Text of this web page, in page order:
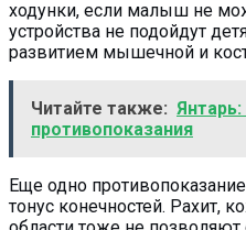
ходунки, если малыш не
устройства не подойдут
развитием мышечной и
Читайте также:
противопоказания
Еще одно
тонус конечностей. Рахит,